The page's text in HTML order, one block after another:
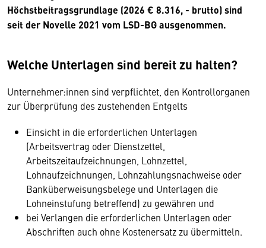
Höchstbeitragsgrundlage (2026 € 8.316, - brutto) sind
seit der Novelle 2021 vom LSD-BG ausgenommen.
Welche Unterlagen sind bereit zu halten?
Unternehmer:innen sind verpflichtet, den Kontrollorganen
zur Überprüfung des zustehenden Entgelts
Einsicht in die erforderlichen Unterlagen
(Arbeitsvertrag oder Dienstzettel,
Arbeitszeitaufzeichnungen, Lohnzettel,
Lohnaufzeichnungen, Lohnzahlungsnachweise oder
Banküberweisungsbelege und Unterlagen die
Lohneinstufung betreffend) zu gewähren und
bei Verlangen die erforderlichen Unterlagen oder
Abschriften auch ohne Kostenersatz zu übermitteln.